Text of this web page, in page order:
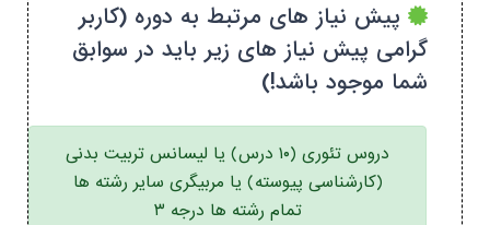
پیش نیاز های مرتبط به دوره (کاربر
گرامی پیش نیاز های زیر باید در سوابق
شما موجود باشد!)
دروس تئوری (۱۰ درس) یا لیسانس تربیت بدنی
(کارشناسی پیوسته) یا مربیگری سایر رشته ها
تمام رشته ها درجه ۳